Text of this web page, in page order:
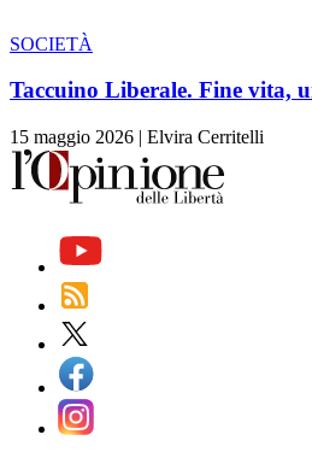
SOCIETÀ
Taccuino Liberale. Fine vita,
15 maggio 2026 | Elvira Cerritelli